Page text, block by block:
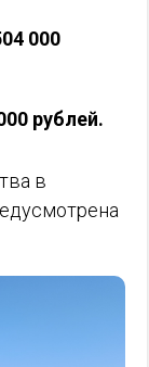
000
рублей.
в